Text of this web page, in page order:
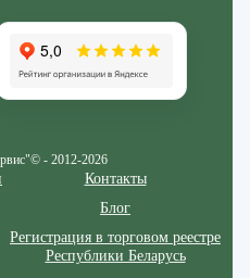
- 2012-2026
Контакты
Блог
Регистрация в торговом реестре
Республики Беларусь